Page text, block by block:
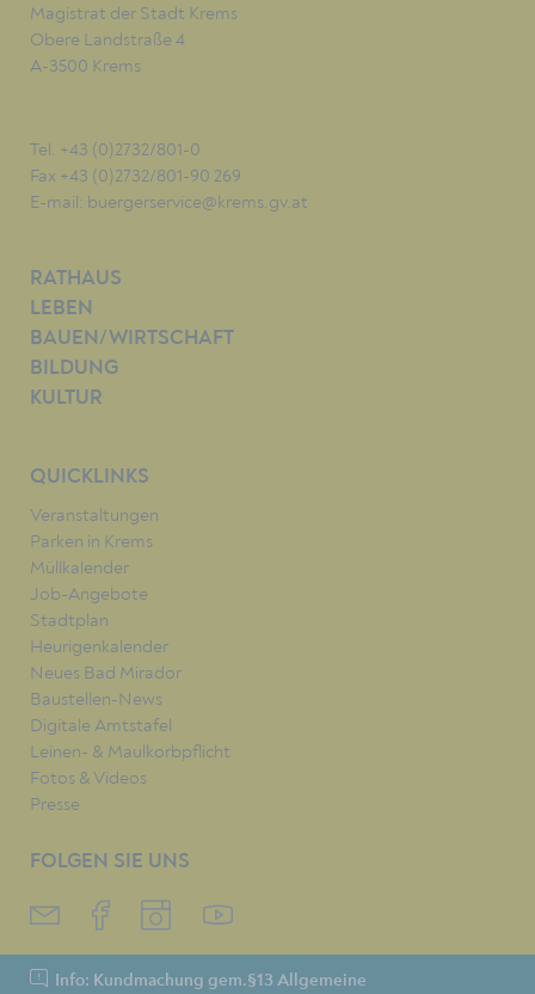
Magistrat der Stadt Krems
Obere Landstraße 4
A-3500 Krems
Tel. +43 (0)2732/801-0
Fax +43 (0)2732/801-90 269
E-mail: buergerservice@krems.gv.at
RATHAUS
LEBEN
BAUEN/WIRTSCHAFT
BILDUNG
KULTUR
QUICKLINKS
Veranstaltungen
Parken in Krems
Müllkalender
Job-Angebote
Stadtplan
Heurigenkalender
Neues Bad Mirador
Baustellen-News
Digitale Amtstafel
Leinen- & Maulkorbpflicht
Fotos & Videos
Presse
FOLGEN SIE UNS
Info: Kundmachung gem.§13 Allgemeine